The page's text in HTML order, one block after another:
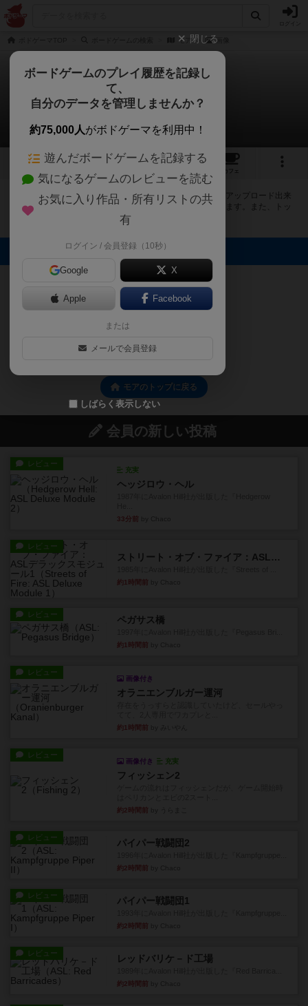
モア 画像
モア
1件の画像
1 1
カフェ
ボドゲーマにログインすると、 「モア（Moa）」の画像をアップロード出来
たり、他のユーザーの投稿画像に評価を付けることができます。また、トッ
プ6の画像は様々なページで表示されます。
トップに表示される画像
モアのトップに戻る
会員の新しい投稿
レビュー
充実
ヘッジロウ・ヘル
33分前
レビュー
ストリート・オブ・ファイア：ASLデラックスモジュール1
約1時間前
レビュー ペガサス橋
約1時間前
レビュー
画像付き
オラニエンブルガー運河
約1時間前
レビュー
画像付き 充実
フィッシェン2
約2時間前
レビュー パイパー戦闘団2
約2時間前
レビュー パイパー戦闘団1
約2時間前
レビュー レッドバリケ－ド工場
約2時間前
閉じる
ボードゲームのプレイ履歴を記録し
て、
自分のデータを管理しませんか？
約75,000人がボドゲーマを利用中！
遊んだボードゲームを記録する
気になるゲームのレビューを読む
お気に入り作品・所有リストの共
有
ログイン / 会員登録（10秒）
Google X
Apple Facebook
または
メールで会員登録
しばらく表示しない